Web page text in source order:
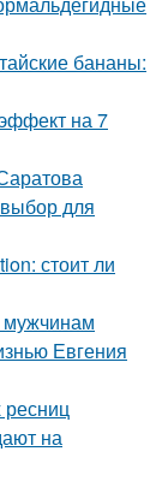
бананы:
на 7
для
стоит ли
мужчинам
Евгения
ресниц
на